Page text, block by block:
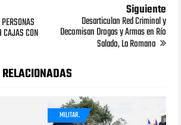
CAJAS CON
Siguiente
Desarticulan Red Criminal y
Decomisan Drogas y Armas en Río
Salado, La Romana
MILITAR.